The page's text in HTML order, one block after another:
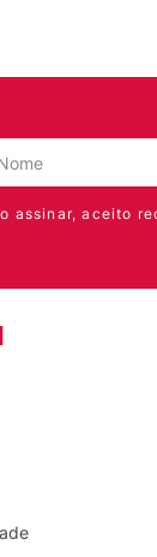
assinar, aceito